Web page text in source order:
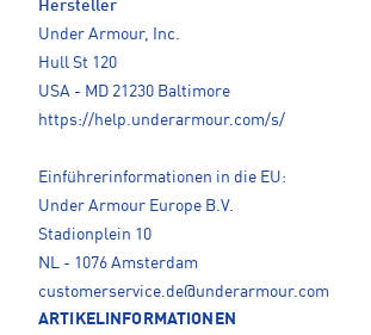
Hersteller
Under Armour, Inc.
Hull St 120
USA - MD 21230 Baltimore
https://help.underarmour.com/s/
Einführerinformationen in die EU:
Under Armour Europe B.V.
Stadionplein 10
NL - 1076 Amsterdam
customerservice.de@underarmour.com
ARTIKELINFORMATIONEN